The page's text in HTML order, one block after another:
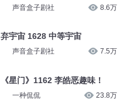
声音盒子剧社 8.6万
弃宇宙 1628 中等宇宙
声音盒子剧社 7.5万
《星门》1162 李皓恶趣味！
一种侃侃 23.8万